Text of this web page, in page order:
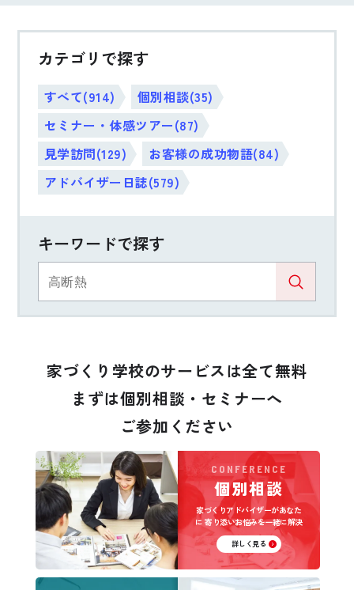
カテゴリで探す
すべて(914)
個別相談(35)
セミナー・体感ツアー(87)
見学訪問(129)
お客様の成功物語(84)
アドバイザー日誌(579)
キーワードで探す
家づくり学校のサービスは全て無料
まずは個別相談・セミナーへ
ご参加ください
CONFERENCE
個別相談
家づくりアドバイザーがあなた
に寄り添いお悩みを一緒に解決
詳しく見る